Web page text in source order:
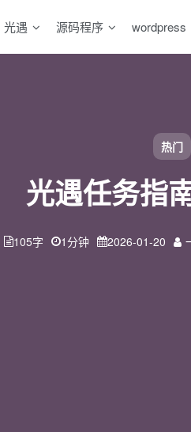
热门
光遇任务指
105字 1分钟 2026-01-20
光遇 源码程序 wordpress